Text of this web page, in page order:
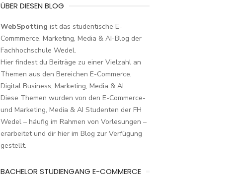
ÜBER DIESEN BLOG
WebSpotting ist das studentische E-
Commmerce, Marketing, Media & AI-Blog der
Fachhochschule Wedel.
Hier findest du Beiträge zu einer Vielzahl an
Themen aus den Bereichen E-Commerce,
Digital Business, Marketing, Media & AI.
Diese Themen wurden von den E-Commerce-
und Marketing, Media & AI Studenten der FH
Wedel – häufig im Rahmen von Vorlesungen –
erarbeitet und dir hier im Blog zur Verfügung
gestellt.
BACHELOR STUDIENGANG E-COMMERCE